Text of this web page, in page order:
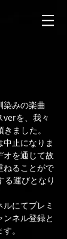
みの楽曲
verを、我々
ました。
止になりま
オを通じて故
ねることがで
る運びとなり
にてプレミ
ネル登録と
。